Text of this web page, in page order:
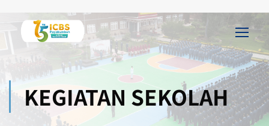
KEGIATAN SEKOLAH